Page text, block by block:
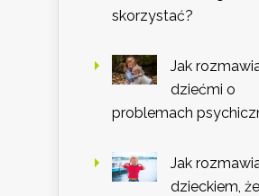
skorzystać?
Jak
dziećmi o
problemach
Jak
dzieckiem,